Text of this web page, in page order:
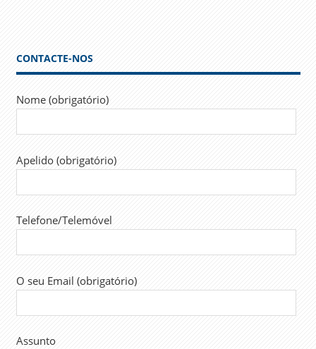
CONTACTE-NOS
Nome (obrigatório)
Apelido (obrigatório)
Telefone/Telemóvel
O seu Email (obrigatório)
Assunto